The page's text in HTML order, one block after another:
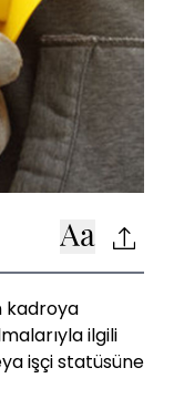
kadroya
ilgili
işçi statüsüne